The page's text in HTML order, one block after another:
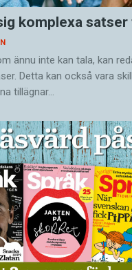
komplexa
ännu inte kan tala, kan
Detta kan också vara
tillägnar…